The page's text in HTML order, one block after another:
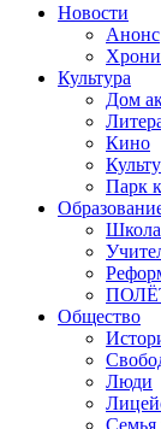
Новости
Анонс
Культура
Дом
Кино
Парк
Школа
ПОЛЁТ
Общество
Люди
Семья